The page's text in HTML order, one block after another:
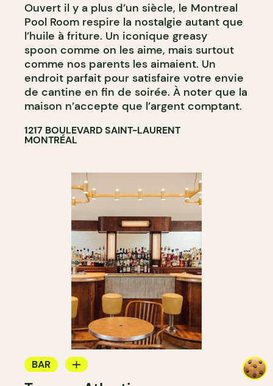
Ouvert il y a plus d’un siècle, le Montreal
Pool Room respire la nostalgie autant que
l’huile à friture. Un iconique greasy
spoon comme on les aime, mais surtout
comme nos parents les aimaient. Un
endroit parfait pour satisfaire votre envie
de cantine en fin de soirée. À noter que la
maison n’accepte que l’argent comptant.
1217 BOULEVARD SAINT-LAURENT
MONTRÉAL
BAR